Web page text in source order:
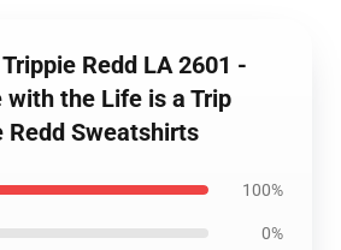
Redd LA 2601 -
with the Life is a Trip
Redd Sweatshirts
100%
0%